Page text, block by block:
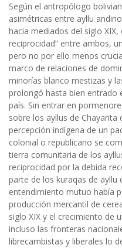
Según el antropólogo
asimétricas entre ayllu
hacia mediados del siglo
reciprocidad” entre ambos,
pero no por ello menos
marco de relaciones de
minorías blanco mestizas y
prolongó hasta bien entrado
país. Sin entrar en
sobre los ayllus de
percepción indígena de un
colonial o republicano se
tierra comunitaria de los
reciprocidad por la debida
parte de los kuraqas de ayllu
entendimiento mutuo había
producción mercantil de
siglo XIX y el crecimiento de
incluso las fronteras
librecambistas y liberales lo